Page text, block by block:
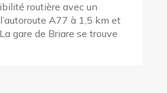
routière avec un
A77 à 1,5 km et
gare de Briare se trouve